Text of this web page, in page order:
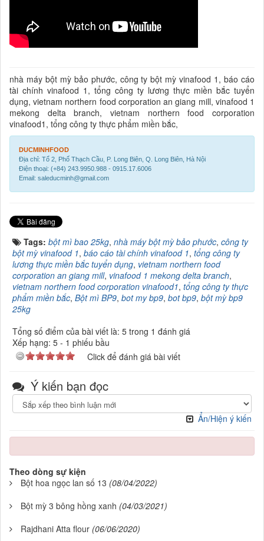
nhà máy bột mỳ bảo phước, công ty bột mỳ vinafood 1, báo cáo
tài chính vinafood 1, tổng công ty lương thực miền bắc tuyển
dụng, vietnam northern food corporation an giang mill, vinafood 1
mekong delta branch, vietnam northern food corporation
vinafood1, tổng công ty thực phẩm miền bắc,
DUCMINHFOOD
Địa chỉ: Tổ 2, Phố Thạch Cầu, P. Long Biên, Q. Long Biên, Hà Nội
Điện thoại: (+84) 243.9950.988 - 0915.17.6006
Email: saleducminh@gmail.com
Tags: bột mì bao 25kg, nhà máy bột mỳ bảo phước, công ty
bột mỳ vinafood 1, báo cáo tài chính vinafood 1, tổng công ty
lương thực miền bắc tuyển dụng, vietnam northern food
corporation an giang mill, vinafood 1 mekong delta branch,
vietnam northern food corporation vinafood1, tổng công ty thực
phẩm miền bắc, Bột mì BP9, bot my bp9, bot bp9, bột mỳ bp9
25kg
Tổng số điểm của bài viết là: 5 trong 1 đánh giá
Xếp hạng: 5 - 1 phiếu bầu
Click để đánh giá bài viết
Ý kiến bạn đọc
Ẩn/Hiện ý kiến
Theo dòng sự kiện
Bột hoa ngọc lan số 13 (08/04/2022)
Bột mỳ 3 bông hồng xanh (04/03/2021)
Rajdhani Atta flour (06/06/2020)